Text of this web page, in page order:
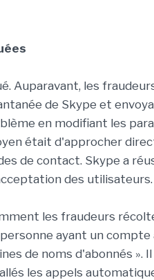
Auparavant, les
de Skype et
en modifiant les
était d'approcher
de contact. Skype a
des utilisateurs.
les fraudeurs
ayant un compte
de noms d'abonnés ».
les appels